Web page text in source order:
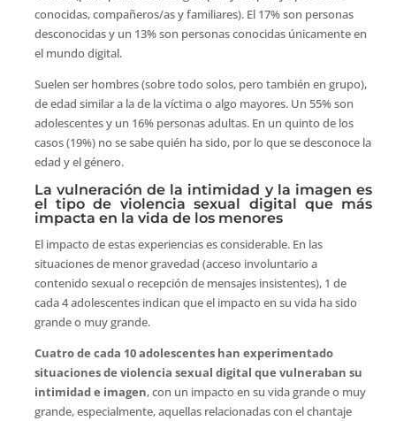
conocidas, compañeros/as y familiares). El 17% son personas
desconocidas y un 13% son personas conocidas únicamente en
el mundo digital.
Suelen ser hombres (sobre todo solos, pero también en grupo),
de edad similar a la de la víctima o algo mayores. Un 55% son
adolescentes y un 16% personas adultas. En un quinto de los
casos (19%) no se sabe quién ha sido, por lo que se desconoce la
edad y el género.
La vulneración de la intimidad y la imagen es
el tipo de violencia sexual digital que más
impacta en la vida de los menores
El impacto de estas experiencias es considerable. En las
situaciones de menor gravedad (acceso involuntario a
contenido sexual o recepción de mensajes insistentes), 1 de
cada 4 adolescentes indican que el impacto en su vida ha sido
grande o muy grande.
Cuatro de cada 10 adolescentes han experimentado
situaciones de violencia sexual digital que vulneraban su
intimidad e imagen, con un impacto en su vida grande o muy
grande, especialmente, aquellas relacionadas con el chantaje